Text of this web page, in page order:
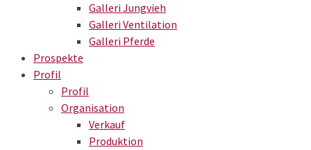
Galleri Jungvieh
Galleri Ventilation
Galleri Pferde
Prospekte
Profil
Profil
Organisation
Verkauf
Produktion